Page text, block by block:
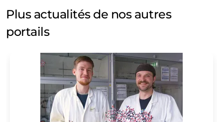
Plus actualités de nos autres
portails